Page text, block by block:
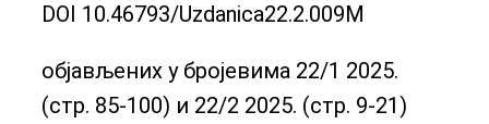
DOI 10.46793/Uzdanica22.2.009M
објављених у бројевима 22/1 2025.
(стр. 85-100) и 22/2 2025. (стр. 9-21)